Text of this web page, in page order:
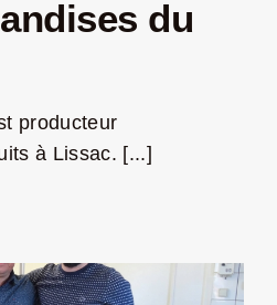
du
producteur
à Lissac. [...]